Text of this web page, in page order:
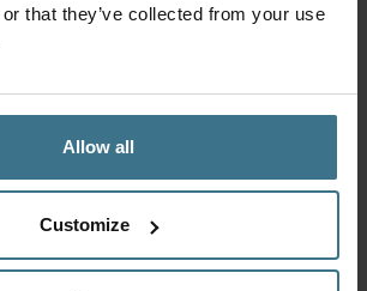
that they’ve collected from your use
Allow all
Customize
| Alles voor de lunch to go
Vanaf:€14.85Oorspronkelijke
prijs
13.37
prijs